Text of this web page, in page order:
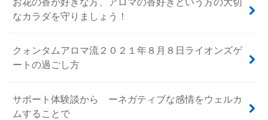
なカラダを守りましょう！
クォンタムアロマ流２０２１年８月８日ライオンズゲ
ートの過ごし方
サポート体験談から ーネガティブな感情をウェルカ
ムすることで